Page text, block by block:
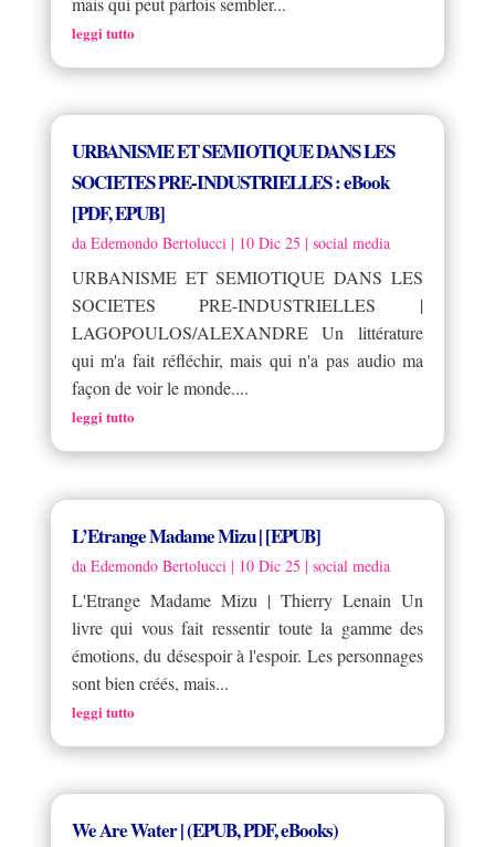
leggi tutto
URBANISME ET SEMIOTIQUE DANS LES
SOCIETES PRE-INDUSTRIELLES : eBook
[PDF, EPUB]
da Edemondo Bertolucci| 10 Dic 25 | social media
URBANISME ET SEMIOTIQUE DANS LES
SOCIETES PRE-INDUSTRIELLES |
LAGOPOULOS/ALEXANDRE Un littérature
qui m'a fait réfléchir, mais qui n'a pas audio ma
façon de voir le monde....
leggi tutto
L’Etrange Madame Mizu | [EPUB]
da Edemondo Bertolucci | 10 Dic 25 | social media
L'Etrange Madame Mizu | Thierry Lenain Un
livre qui vous fait ressentir toute la gamme des
émotions, du désespoir à l'espoir. Les personnages
sont bien créés, mais...
leggi tutto
We Are Water | (EPUB, PDF, eBooks)